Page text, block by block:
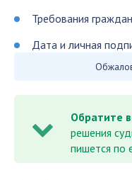
Требования
Дата и личная
Обратите
решения
пишется по